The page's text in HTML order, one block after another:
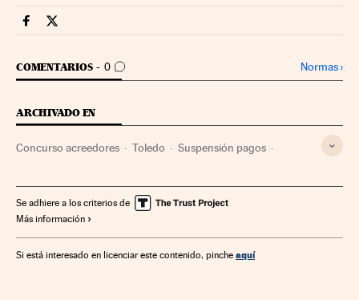
Companias Cinco Días en Facebook
Companias Cinco Días en Twitter
COMENTARIOS 0
IR A LOS COMENTARIOS Normas›
ARCHIVADO EN
Concurso acreedores Toledo Suspensión pagos
Economía Industria
Se adhiere a los criterios de
Más información
Si está interesado en licenciar este contenido, pinche aquí